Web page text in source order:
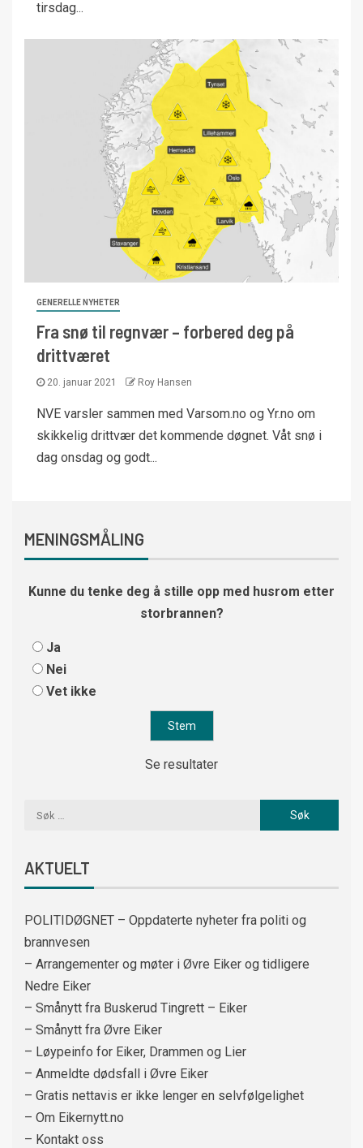
tirsdag...
GENERELLE NYHETER
Fra snø til regnvær – forbered deg på
drittværet
20. januar 2021 Roy Hansen
NVE varsler sammen med Varsom.no og Yr.no om
skikkelig drittvær det kommende døgnet. Våt snø i
dag onsdag og godt...
MENINGSMÅLING
Kunne du tenke deg å stille opp med husrom etter
storbrannen?
Ja
Nei
Vet ikke
Se resultater
AKTUELT
POLITIDØGNET – Oppdaterte nyheter fra politi og
brannvesen
– Arrangementer og møter i Øvre Eiker og tidligere
Nedre Eiker
– Smånytt fra Buskerud Tingrett – Eiker
– Smånytt fra Øvre Eiker
– Løypeinfo for Eiker, Drammen og Lier
– Anmeldte dødsfall i Øvre Eiker
– Gratis nettavis er ikke lenger en selvfølgelighet
– Om Eikernytt.no
– Kontakt oss